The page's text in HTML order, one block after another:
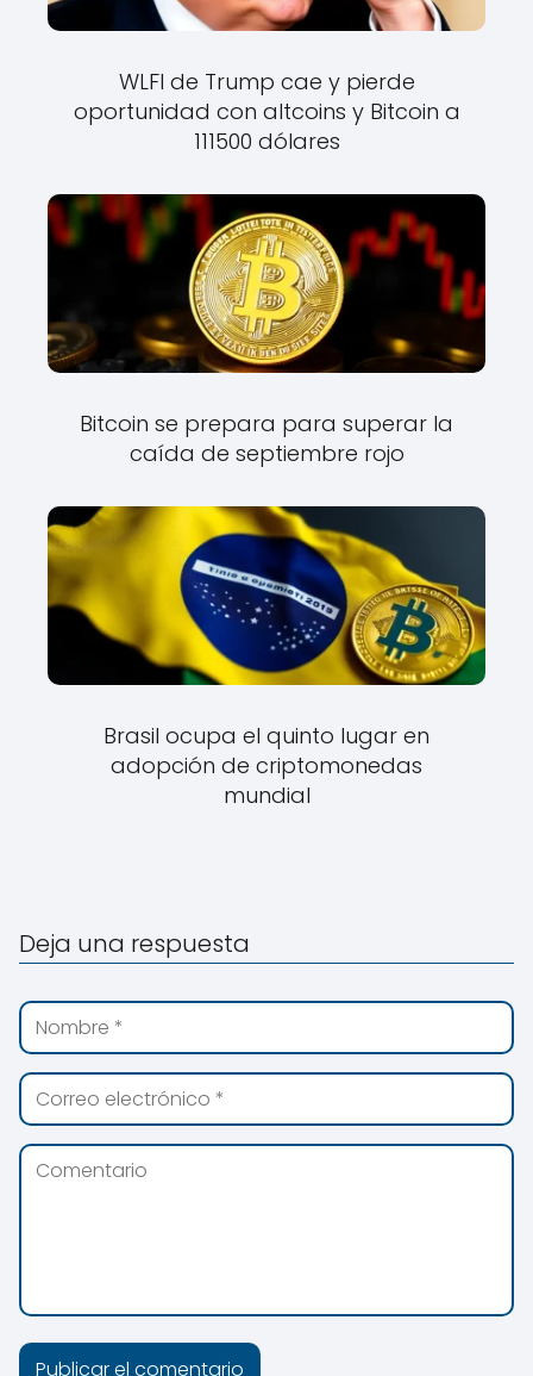
WLFI de Trump cae y pierde
oportunidad con altcoins y Bitcoin a
111500 dólares
Bitcoin se prepara para superar la
caída de septiembre rojo
Brasil ocupa el quinto lugar en
adopción de criptomonedas
mundial
Deja una respuesta